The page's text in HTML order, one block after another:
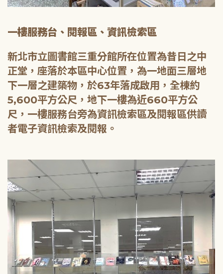
一樓服務台、閱報區、資訊檢索區
新北市立圖書館三重分館所在位置為昔日之中
正堂，座落於本區中心位置，為一地面三層地
下一層之建築物，於63年落成啟用，全棟約
5,600平方公尺，地下一樓為近660平方公
尺，一樓服務台旁為資訊檢索區及閱報區供讀
者電子資訊檢索及閱報。